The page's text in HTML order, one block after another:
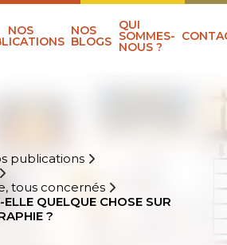
NOS NOS
BLOGS
QUI
SOMMES-
NOUS ?
publications
tous concernés
QUELQUE CHOSE SUR
?